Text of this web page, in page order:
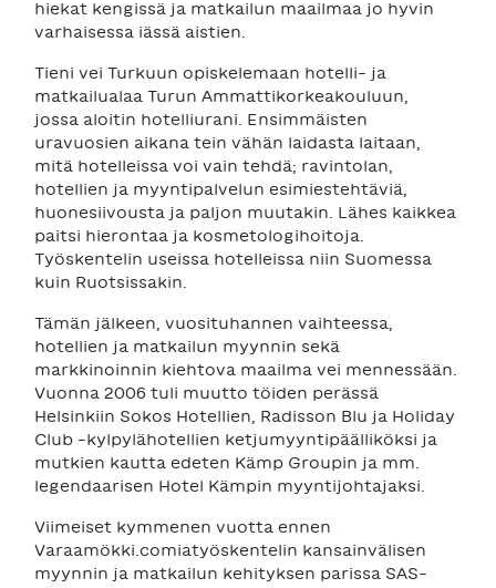
hiekat kengissä ja matkailun maailmaa jo hyvin
varhaisessa iässä aistien.
Tieni vei Turkuun opiskelemaan hotelli- ja
matkailualaa Turun Ammattikorkeakouluun,
jossa aloitin hotelliurani. Ensimmäisten
uravuosien aikana tein vähän laidasta laitaan,
mitä hotelleissa voi vain tehdä; ravintolan,
hotellien ja myyntipalvelun esimiestehtäviä,
huonesiivousta ja paljon muutakin. Lähes kaikkea
paitsi hierontaa ja kosmetologihoitoja.
Työskentelin useissa hotelleissa niin Suomessa
kuin Ruotsissakin.
Tämän jälkeen, vuosituhannen vaihteessa,
hotellien ja matkailun myynnin sekä
markkinoinnin kiehtova maailma vei mennessään.
Vuonna 2006 tuli muutto töiden perässä
Helsinkiin Sokos Hotellien, Radisson Blu ja Holiday
Club -kylpylähotellien ketjumyyntipäälliköksi ja
mutkien kautta edeten Kämp Groupin ja mm.
legendaarisen Hotel Kämpin myyntijohtajaksi.
Viimeiset kymmenen vuotta ennen
Varaamökki.comiatyöskentelin kansainvälisen
myynnin ja matkailun kehityksen parissa SAS-